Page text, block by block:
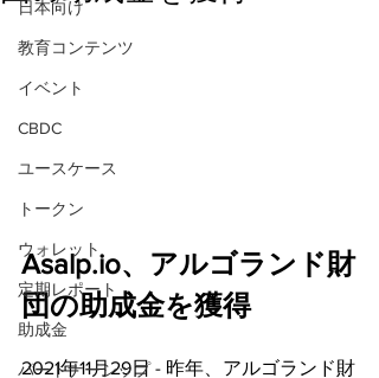
日本向け
教育コンテンツ
イベント
CBDC
ユースケース
トークン
ウォレット
定期レポート
助成金
パートナーシップ
Asalp.io、アルゴランド財
団の助成金を獲得
2021年11月29日 - 昨年、アルゴランド財